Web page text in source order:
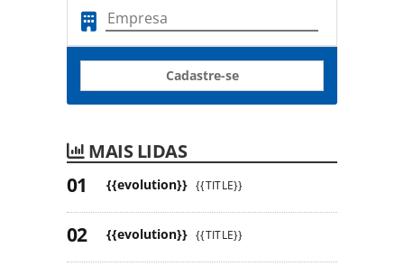
Cadastre-se
MAIS LIDAS
{{evolution}} {{TITLE}}
{{evolution}} {{TITLE}}